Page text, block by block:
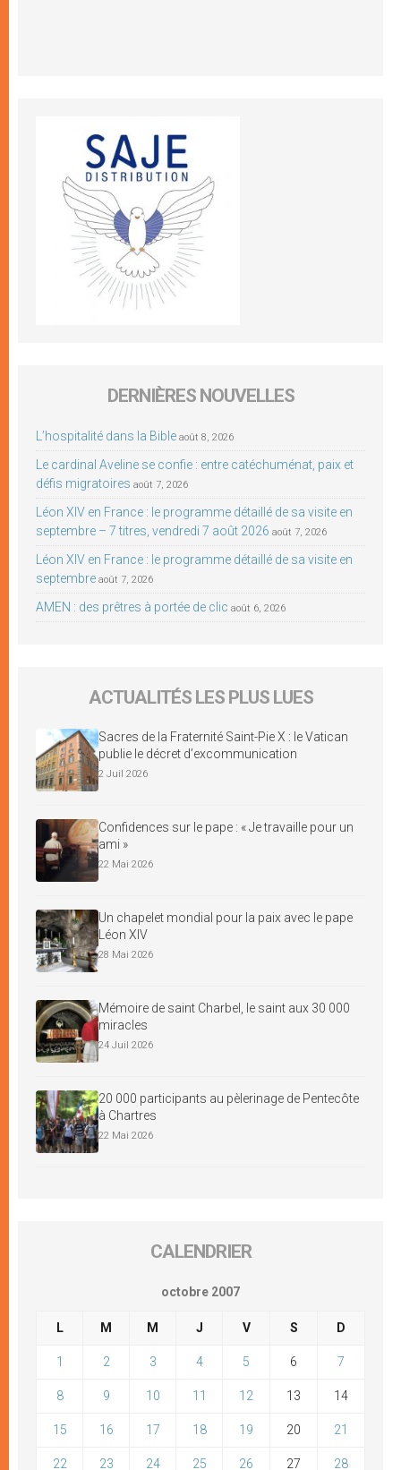
DERNIÈRES NOUVELLES
L’hospitalité dans la Bible août 8, 2026
Le cardinal Aveline se confie : entre catéchuménat, paix et
défis migratoires août 7, 2026
Léon XIV en France : le programme détaillé de sa visite en
septembre – 7 titres, vendredi 7 août 2026 août 7, 2026
Léon XIV en France : le programme détaillé de sa visite en
septembre août 7, 2026
AMEN : des prêtres à portée de clic août 6, 2026
ACTUALITÉS LES PLUS LUES
Sacres de la Fraternité Saint-Pie X : le Vatican
publie le décret d’excommunication
2 Juil 2026
Confidences sur le pape : « Je travaille pour un
ami »
22 Mai 2026
Un chapelet mondial pour la paix avec le pape
Léon XIV
28 Mai 2026
Mémoire de saint Charbel, le saint aux 30 000
miracles
24 Juil 2026
20 000 participants au pèlerinage de Pentecôte
à Chartres
22 Mai 2026
CALENDRIER
octobre 2007
L M M J V S D
1 2 3 4 5 6 7
8 9 10 11 12 13 14
15 16 17 18 19 20 21
22 23 24 25 26 27 28